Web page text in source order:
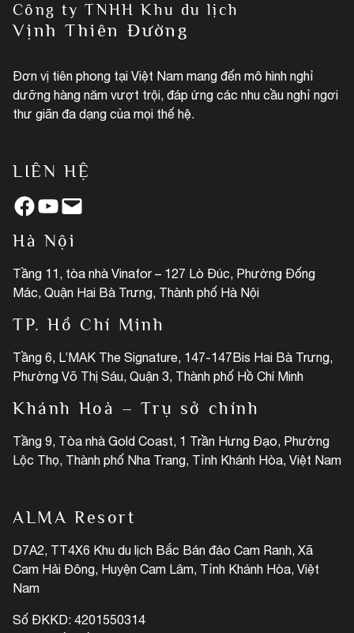
Công ty TNHH Khu du lịch
Vịnh Thiên Đường
Đơn vị tiên phong tại Việt Nam mang đến mô hình nghỉ
dưỡng hàng năm vượt trội, đáp ứng các nhu cầu nghỉ ngơi
thư giãn đa dạng của mọi thế hệ.
LIÊN HỆ
Facebook YouTube Mail
Hà Nội
Tầng 11, tòa nhà Vinafor – 127 Lò Đúc, Phường Đống
Mác, Quận Hai Bà Trưng, Thành phố Hà Nội
TP. Hồ Chí Minh
Tầng 6, L’MAK The Signature, 147-147Bis Hai Bà Trưng,
Phường Võ Thị Sáu, Quận 3, Thành phố Hồ Chí Minh
Khánh Hoà – Trụ sở chính
Tầng 9, Tòa nhà Gold Coast, 1 Trần Hưng Đạo, Phường
Lộc Thọ, Thành phố Nha Trang, Tỉnh Khánh Hòa, Việt Nam
ALMA Resort
D7A2, TT4X6 Khu du lịch Bắc Bán đảo Cam Ranh, Xã
Cam Hải Đông, Huyện Cam Lâm, Tỉnh Khánh Hòa, Việt
Nam
Số ĐKKD: 4201550314